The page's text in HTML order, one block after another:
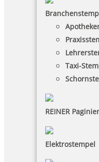
Taxi-
REINER
Elektrostempel